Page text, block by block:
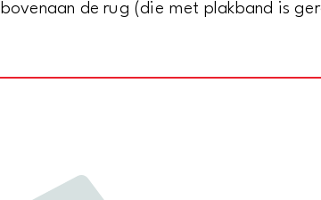
de rug (die met plakband is